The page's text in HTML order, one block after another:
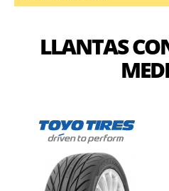
LLANTAS